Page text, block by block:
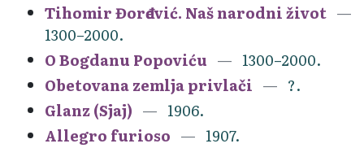
Tihomir Đorđević. Naš narodni život
1300–2000.
O Bogdanu Popoviću
1300–2000.
Obetovana zemlja privlači
?.
Glanz (Sjaj)
1906.
Allegro furioso
1907.